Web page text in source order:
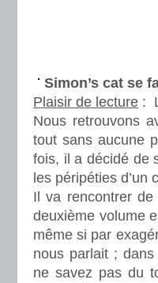
Simon’s cat se
Plaisir de lecture :
Nous retrouvons
tout sans aucune
fois, il a décidé de
les péripéties d’un
Il va rencontrer
deuxième volume
même si par
nous parlait ;
ne savez pas du